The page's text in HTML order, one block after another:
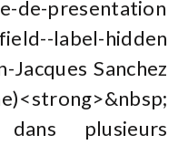
de-presentation
label-hidden
Jacques Sanchez
plusieurs